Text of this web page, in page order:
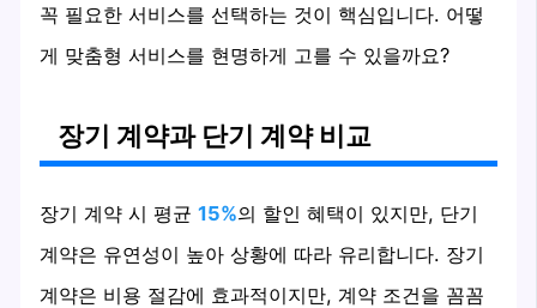
꼭 필요한 서비스를 선택하는 것이 핵심입니다. 어떻
게 맞춤형 서비스를 현명하게 고를 수 있을까요?
장기 계약과 단기 계약 비교
장기 계약 시 평균15%의 할인 혜택이 있지만, 단기
계약은 유연성이 높아 상황에 따라 유리합니다. 장기
계약은 비용 절감에 효과적이지만, 계약 조건을 꼼꼼